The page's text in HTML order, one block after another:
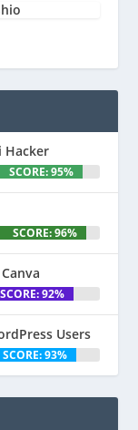
Hacker
SCORE: 95%
SCORE: 96%
SCORE: 92%
Users
SCORE: 93%